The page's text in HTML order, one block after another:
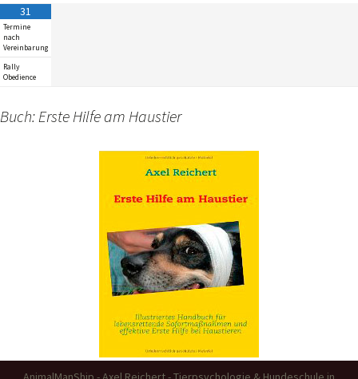
31
Termine
nach
Vereinbarung
Rally
Obedience
Buch: Erste Hilfe am Haustier